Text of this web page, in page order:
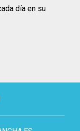
día en su